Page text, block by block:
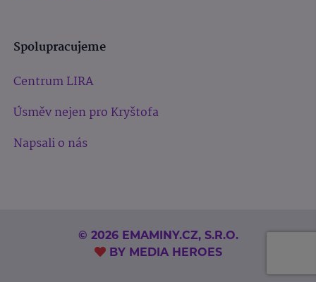
Spolupracujeme
Centrum LIRA
Úsměv nejen pro Kryštofa
Napsali o nás
© 2026 EMAMINY.CZ, S.R.O.
BY MEDIA HEROES